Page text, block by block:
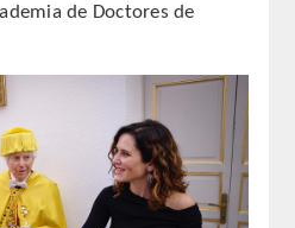
de Doctores de